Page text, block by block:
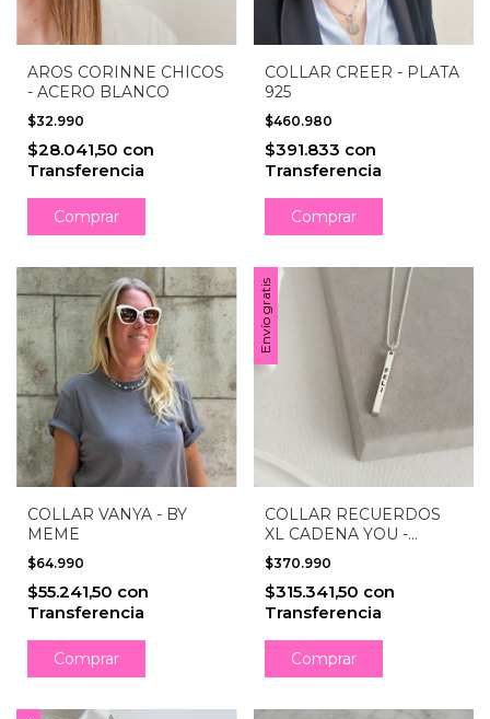
AROS CORINNE CHICOS
- ACERO BLANCO
$32.990
$28.041,50 con
Transferencia
COLLAR CREER - PLATA
925
$460.980
$391.833 con
Transferencia
Comprar
COLLAR VANYA - BY
MEME
$64.990
$55.241,50 con
Transferencia
Envío gratis
COLLAR RECUERDOS
XL CADENA YOU -
PLATA 925
$370.990
$315.341,50 con
Transferencia
Comprar